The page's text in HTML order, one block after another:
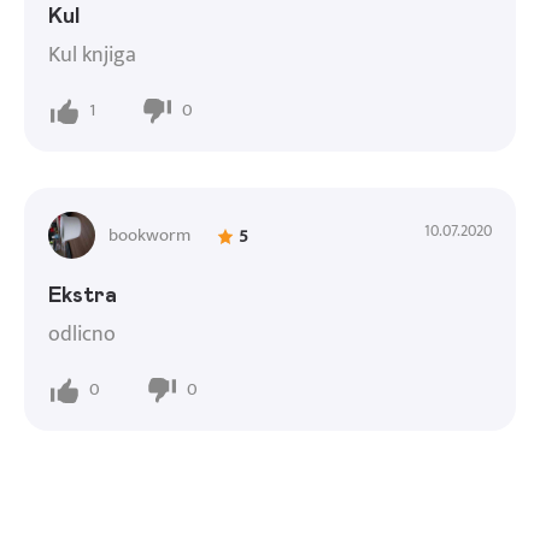
Kul
Kul knjiga
1 0
bookworm 5 10.07.2020
Ekstra
odlicno
0 0